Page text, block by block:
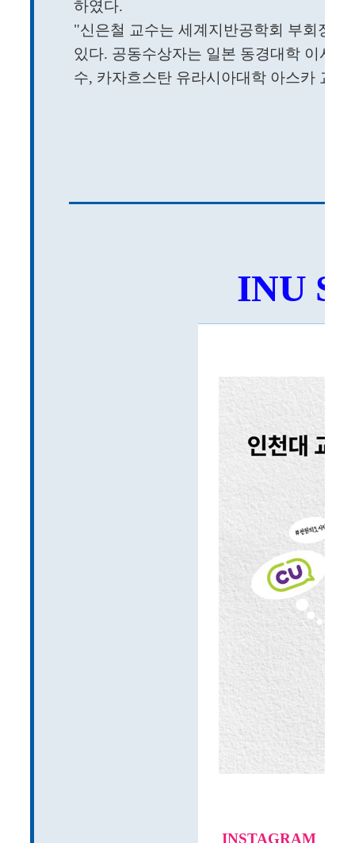
하였다.
"신은철 교수는 세계지반공학회 부회장
있다. 공동수상자는 일본 동경대학 이시
수, 카자흐스탄 유라시아대학 아스카 교수
INU
INSTAGRAM